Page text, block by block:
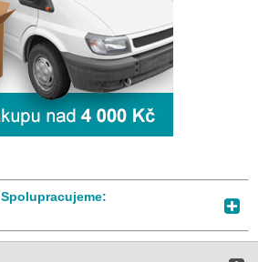
Spolupracujeme: